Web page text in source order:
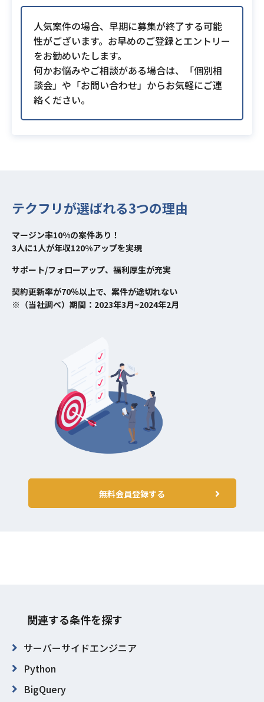
人気案件の場合、早期に募集が終了する可能
性がございます。お早めのご登録とエントリー
をお勧めいたします。
何かお悩みやご相談がある場合は、「個別相
談会」や「お問い合わせ」からお気軽にご連
絡ください。
テクフリが選ばれる3つの理由
マージン率10%の案件あり！
3人に1人が年収120%アップを実現
サポート/フォローアップ、福利厚生が充実
契約更新率が70％以上で、案件が途切れない
※（当社調べ）期間：2023年3月~2024年2月
無料会員登録する
関連する条件を探す
サーバーサイドエンジニア
Python
BigQuery